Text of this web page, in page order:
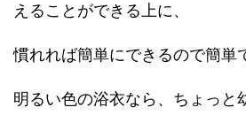
えることができる上に、
慣れれば簡単にできるので簡単
明るい色の浴衣なら、ちょっと